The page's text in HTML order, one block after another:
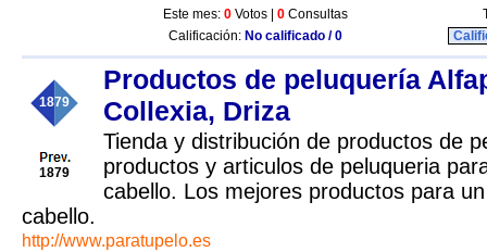
Este mes: 0 Votos | 0 Consultas
Calificación: No calificado / 0
1879
1879
Productos de peluquería
Collexia, Driza
Tienda y distribución de productos de
productos y articulos de peluqueria
cabello. Los mejores productos para
cabello.
http://www.paratupelo.es